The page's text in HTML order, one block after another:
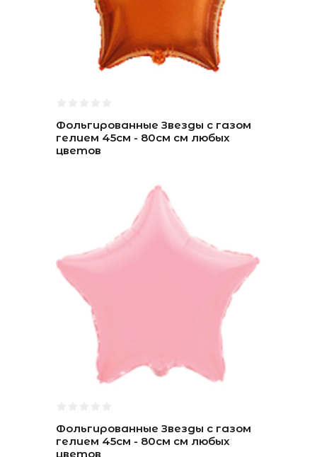
Фольгированные Звезды с газом
гелием 45см - 80см см любых
цветов
Фольгированные Звезды с газом
гелием 45см - 80см см любых
цветов